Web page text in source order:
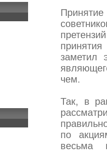
заметил
чем.
Так, в
по
весьма